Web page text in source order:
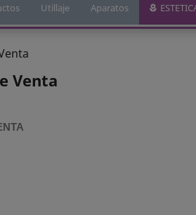
Utillaje Aparatos
Venta